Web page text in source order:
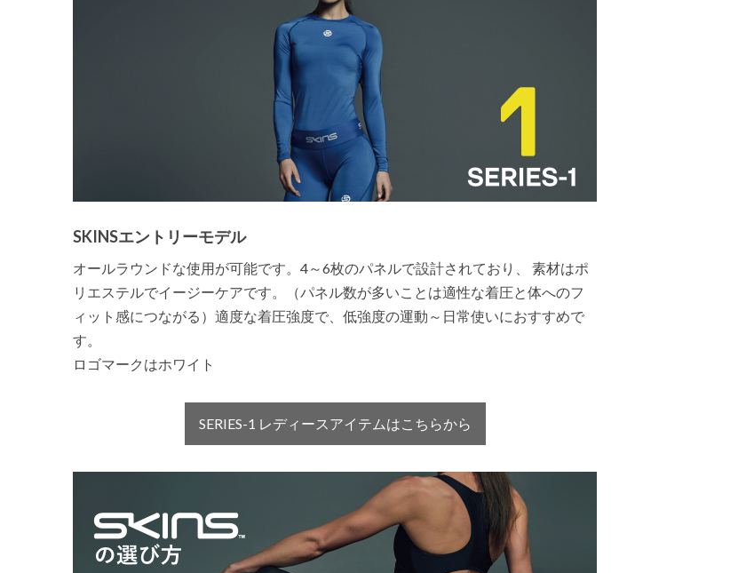
SKINSエントリーモデル
オールラウンドな使用が可能です。4～6枚のパネルで設計されており、 素材はポ
リエステルでイージーケアです。（パネル数が多いことは適性な着圧と体へのフ
ィット感につながる）適度な着圧強度で、低強度の運動～日常使いにおすすめで
す。
ロゴマークはホワイト
SERIES-1 レディースアイテムはこちらから